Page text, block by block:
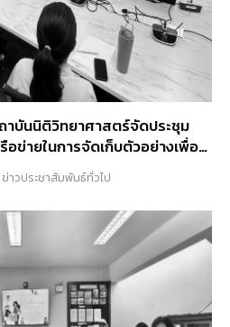
าบันนิติวิทยาศาสตร์จัดประชุม
อข่ายในการจัดเก็บตัวอย่างเพื่อ
ข่าวประชาสัมพันธ์ทั่วไป